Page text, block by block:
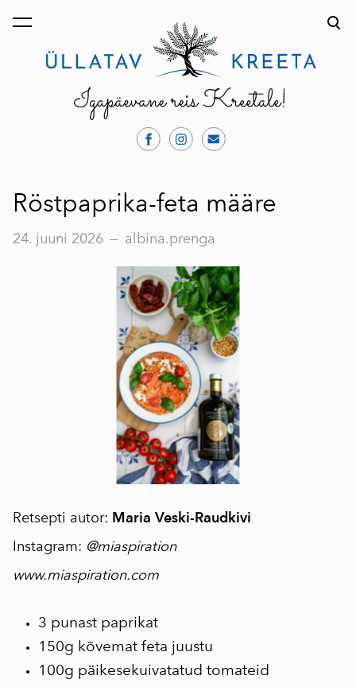
lisati ostukorvi. Vaata ostukorvi
Röstpaprika-feta määre
24. juuni 2026 — albina.prenga
Retsepti autor: Maria Veski-Raudkivi
Instagram: @miaspiration
www.miaspiration.com
3 punast paprikat
150g kõvemat feta juustu
100g päikesekuivatatud tomateid